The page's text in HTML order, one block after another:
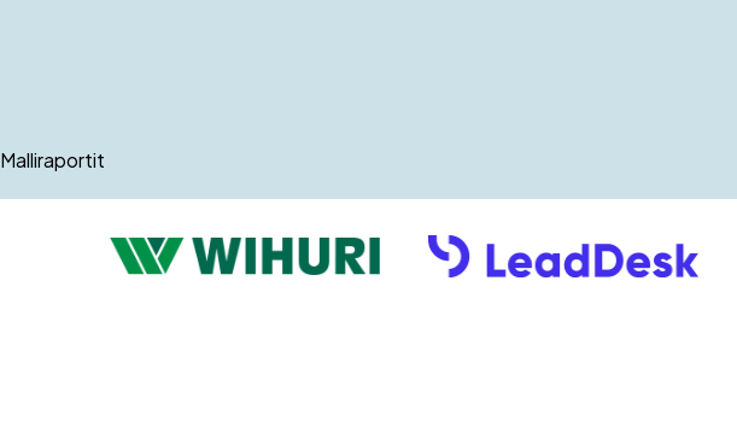
Malliraportit